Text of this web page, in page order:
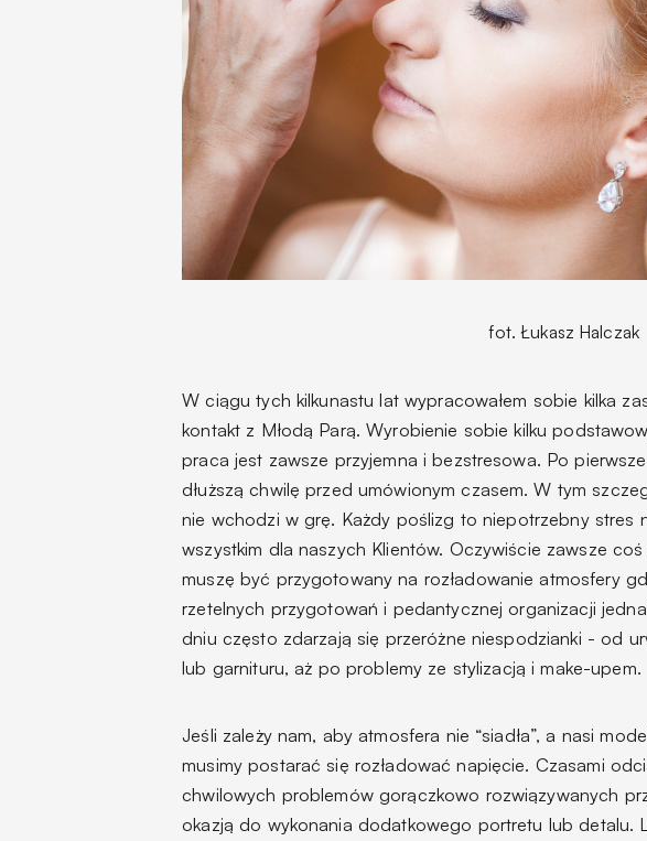
fot. Łukasz Halczak
W ciągu tych kilkunastu lat wypracowałem sobie kilka
kontakt z Młodą Parą. Wyrobienie sobie kilku
praca jest zawsze przyjemna i bezstresowa. Po
dłuższą chwilę przed umówionym czasem. W tym
nie wchodzi w grę. Każdy poślizg to niepotrzebny stres
wszystkim dla naszych Klientów. Oczywiście zawsze
muszę być przygotowany na rozładowanie atmosfery
rzetelnych przygotowań i pedantycznej organizacji
dniu często zdarzają się przeróżne niespodzianki - od
lub garnituru, aż po problemy ze stylizacją i make-upem.
Jeśli zależy nam, aby atmosfera nie “siadła”, a nasi
musimy postarać się rozładować napięcie. Czasami
chwilowych problemów gorączkowo rozwiązywanych
okazją do wykonania dodatkowego portretu lub detalu.